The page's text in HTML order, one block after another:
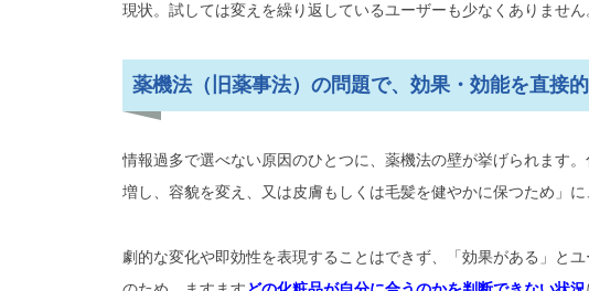
現状。試しては変えを繰り返しているユーザーも少なくありません
薬機法（旧薬事法）の問題で、効果・効能を直接
情報過多で選べない原因のひとつに、薬機法の壁が挙げられます
増し、容貌を変え、又は皮膚もしくは毛髪を健やかに保つため」
劇的な変化や即効性を表現することはできず、「効果がある」と